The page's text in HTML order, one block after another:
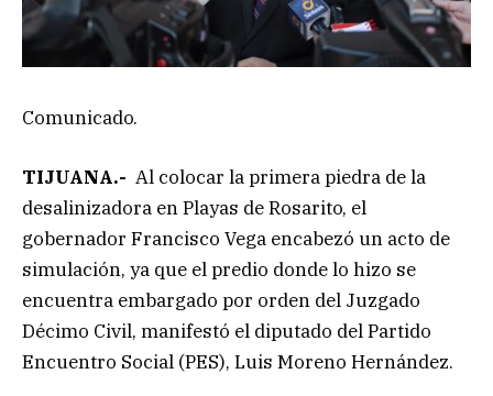
Comunicado.
TIJUANA.- Al colocar la primera piedra de la
desalinizadora en Playas de Rosarito, el
gobernador Francisco Vega encabezó un acto de
simulación, ya que el predio donde lo hizo se
encuentra embargado por orden del Juzgado
Décimo Civil, manifestó el diputado del Partido
Encuentro Social (PES), Luis Moreno Hernández.